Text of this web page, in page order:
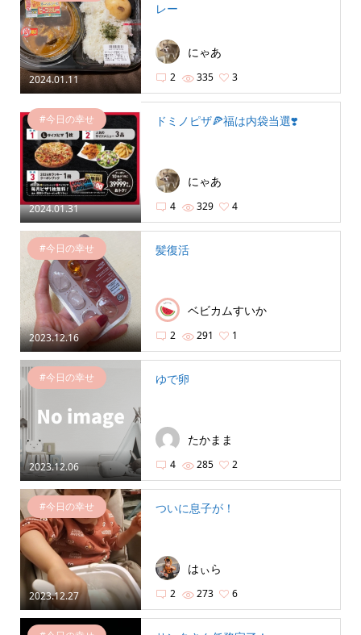
2024.01.11
レー
にゃあ
2 335 3
2024.01.31
#今日の幸せ ドミノピザ🍕福は内袋当選❣️
にゃあ
4 329 4
2023.12.16
#今日の幸せ 髪復活
ベビカムすいか
2 291 1
2023.12.06
#今日の幸せ ゆで卵
たかまま
4 285 2
2023.12.27
#今日の幸せ ついに息子が！
はぃら
2 273 6